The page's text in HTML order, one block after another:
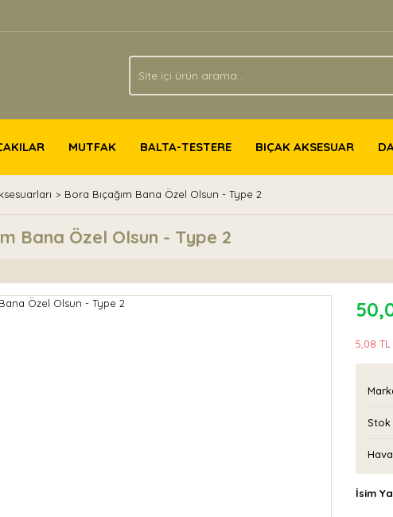
MUTFAK BALTA-TESTERE BIÇAK AKSESUAR
Bora Bıçağım Bana Özel Olsun - Type 2
Bana Özel Olsun - Type 2
5,08
Stok
İsim